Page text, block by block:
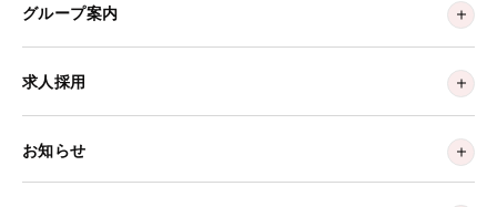
グループ案内
求人採用
お知らせ